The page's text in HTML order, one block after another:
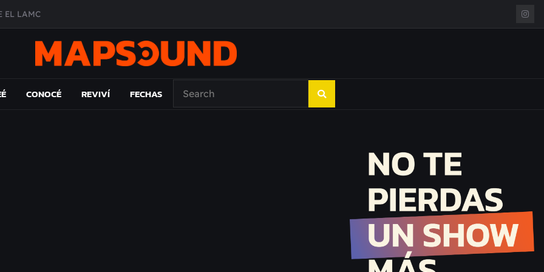
EL LAMC
DE ÉPOCA EN FORMA DE DISCO
CONOCÉ REVIVÍ FECHAS